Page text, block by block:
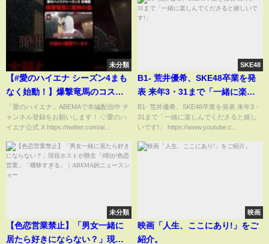
未分類
【#愛のハイエナ シーズン4まも
なく始動！】爆撃竜馬のコスプ
レに軍神が激怒#ニューヨーク #
さらば青春の光 #shorts
「愛のハイエナ」ABEMAで本編配信中 チ
ャンネル登録をお願いします！ ◇愛のハ
イエナ公式 X https://twitter.com/ai...
SKE48
B1- 荒井優希、SKE48卒業を発
表 来年3・31まで「一緒に楽し
んでくださると嬉しいです!」
B1- 荒井優希、SKE48卒業を発表 来年3・
31まで「一緒に楽しんでくださると嬉し
いです!」 https://www.youtube.c...
未分類
【色恋営業禁止】「男女一緒に
居たら好きにならない？」現役
映画
映画「人生、ここにあり!」をご
紹介。